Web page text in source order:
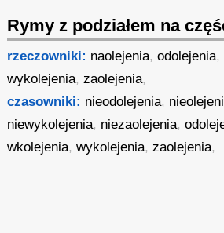
Rymy z podziałem na
rzeczowniki: naolejenia,odolejenia,
wykolejenia,zaolejenia,
czasowniki: nieodolejenia,
niewykolejenia, niezaolejenia,
wkolejenia,wykolejenia,zaolejenia,